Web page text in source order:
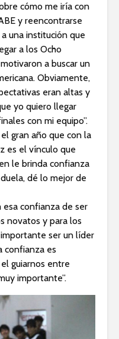
cómo me iría con
y reencontrarse
una institución que
a los Ocho
a buscar un
Obviamente,
eran altas y
yo quiero llegar
con mi equipo”.
gran año que con la
es el vínculo que
le brinda confianza
dé lo mejor de
esa confianza de ser
novatos y para los
ser un líder
confianza es
guiarnos entre
importante”.